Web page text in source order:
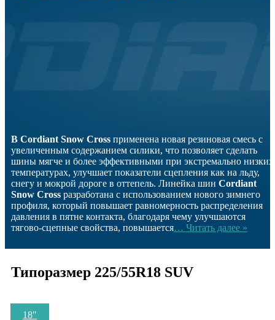
В Cordiant Snow Cross применена новая резиновая смесь с
увеличенным содержанием силики, что позволяет сделать
шины мягче и более эффективными при экстремально низких
температурах, улучшает показатели сцепления как на льду,
снегу и мокрой дороге в оттепель. Линейка шин Cordiant
Snow Cross разработана с использованием нового зимнего
профиля, который повышает равномерность распределения
давления в пятне контакта, благодаря чему улучшаются
тягово-сцепные свойства, повышается… Читать далее »
Типоразмер 225/55R18 SUV
18″